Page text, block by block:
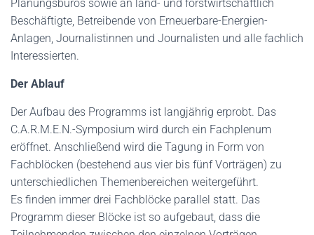
Planungsbüros sowie an land- und forstwirtschaftlich
Beschäftigte, Betreibende von Erneuerbare-Energien-
Anlagen, Journalistinnen und Journalisten und alle fachlich
Interessierten.
Der Ablauf
Der Aufbau des Programms ist langjährig erprobt. Das
C.A.R.M.E.N.-Symposium wird durch ein Fachplenum
eröffnet. Anschließend wird die Tagung in Form von
Fachblöcken (bestehend aus vier bis fünf Vorträgen) zu
unterschiedlichen Themenbereichen weitergeführt.
Es finden immer drei Fachblöcke parallel statt. Das
Programm dieser Blöcke ist so aufgebaut, dass die